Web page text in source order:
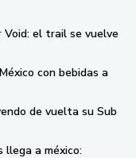
Void: el trail se vuelve
con bebidas a
de vuelta su Sub
llega a méxico: